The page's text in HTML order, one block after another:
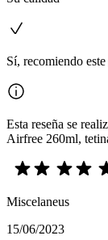
Sí, recomiendo
Esta reseña se
Airfree 260ml,
Miscelaneus
15/06/2023